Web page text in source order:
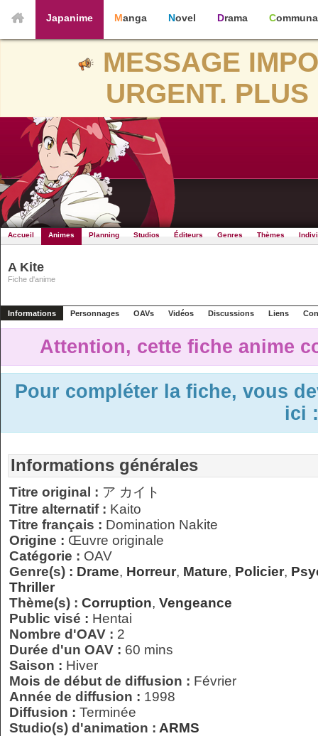
Japanime Manga Novel Drama
MESSAGE
URGENT.
Accueil Animes Planning Studios Éditeurs Genres Thèmes
A Kite
Fiche d'anime
Informations Personnages OAVs Vidéos Discussions Liens
Attention, cette fiche anime
Pour compléter la fiche, vous
ici
Informations générales
Titre original : ア カイト
Titre alternatif : Kaito
Titre français : Domination Nakite
Origine : Œuvre originale
Catégorie : OAV
Genre(s) : Drame, Horreur, Mature, Policier,
Thriller
Thème(s) : Corruption, Vengeance
Public visé : Hentai
Nombre d'OAV : 2
Durée d'un OAV : 60 mins
Saison : Hiver
Mois de début de diffusion : Février
Année de diffusion : 1998
Diffusion : Terminée
Studio(s) d'animation : ARMS